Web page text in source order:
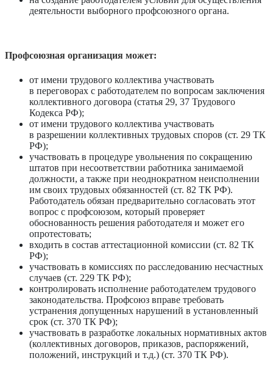
деятельности выборного профсоюзного органа.
Профсоюзная организация может:
от имени трудового коллектива участвовать
в переговорах с paботодателем по вопросам заключения
коллективного договора (статья 29, 37 Трудового
Кодекса РФ);
от имени трудового коллектива участвовать
в разрешении коллективных трудовых споров (ст. 29 ТК
РФ);
участвовать в процедуре увольнения по сокращению
штатов при несоответствии работника занимаемой
должности, а также при неоднократном неисполнении
им своих трудовых обязанностей (ст. 82 ТК РФ).
Работодатель обязан предварительно согласовать этот
вопрос с профсоюзом, который проверяет
обоснованность решения работодателя и может его
опротестовать;
входить в состав аттестационной комиссии (ст. 82 ТК
РФ);
участвовать в комиссиях по расследованию несчастных
случаев (ст. 229 ТК РФ);
контролировать исполнение работодателем трудового
законодательства. Профсоюз вправе требовать
устранения допущенных нарушений в установленный
срок (ст. 370 ТК РФ);
участвовать в разработке локальных нормативных актов
(коллективных договоров, приказов, распоряжений,
положений, инструкций и т.д.) (ст. 370 ТК РФ).